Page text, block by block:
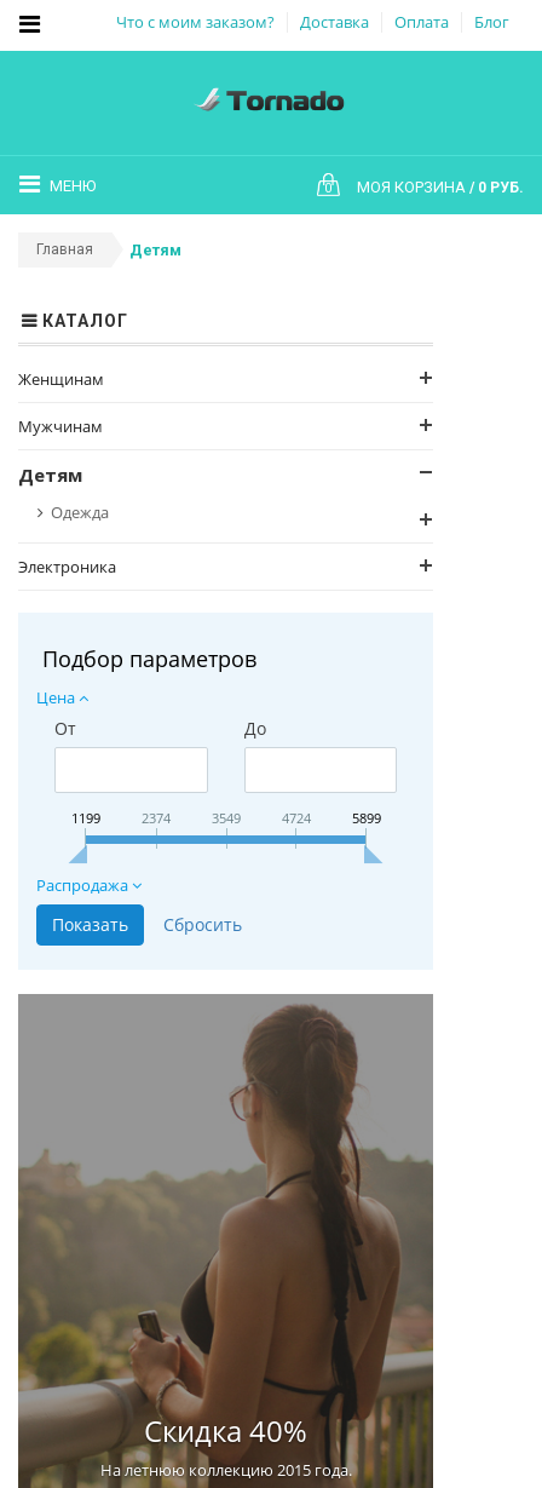
Что с моим заказом? Доставка Оплата Блог
МЕНЮ 0 МОЯ КОРЗИНА 0 РУБ.
Главная Детям
КАТАЛОГ
Женщинам
Мужчинам
Детям
Одежда
Электроника
Подбор параметров
Цена
От До
1199 2374 3549 4724 5899
Распродажа
Скидка 40%
На летнюю коллекцию 2015 года.